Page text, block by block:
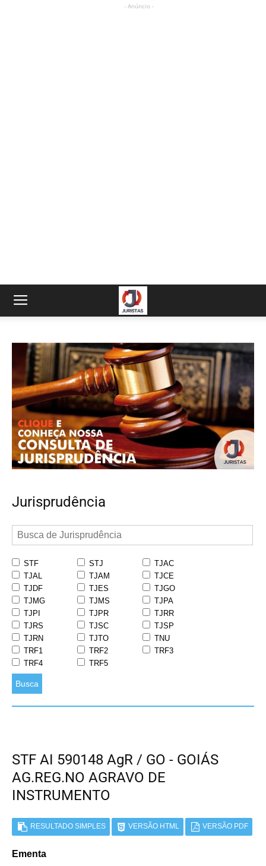
- Anúncio -
Jurisprudência
STF STJ
TJAC
TJAL
TJAM
TJCE
TJDF
TJES
TJGO
TJMG
TJMS
TJPA
TJPI
TJPR
TJRR
TJRS
TJSC
TJSP
TJRN
TJTO
TNU
TRF1
TRF2
TRF3
TRF4
TRF5
Busca
STF AI 590148 AgR / GO - GOIÁS
AG.REG.NO AGRAVO DE
INSTRUMENTO
RESULTADO SIMPLES VERSÃO HTML VERSÃO PDF
Ementa